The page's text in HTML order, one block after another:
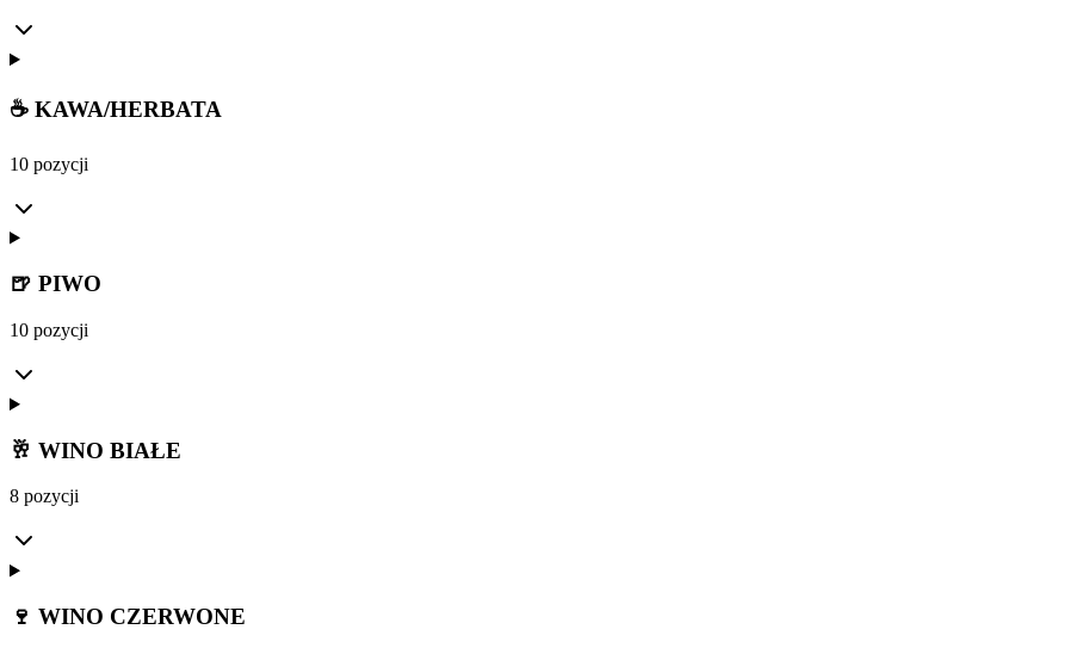
☕ KAWA/HERBATA
10 pozycji
🍺 PIWO
10 pozycji
🥂 WINO BIAŁE
8 pozycji
🍷 WINO CZERWONE